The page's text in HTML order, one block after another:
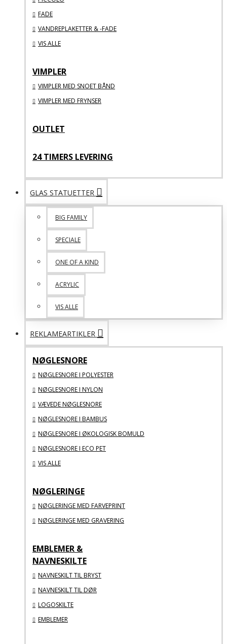
FADE
VANDREPLAKETTER & -FADE
VIS ALLE
VIMPLER
VIMPLER MED SNOET BÅND
VIMPLER MED FRYNSER
OUTLET
24 TIMERS LEVERING
GLAS STATUETTER
BIG FAMILY
SPECIALE
ONE OF A KIND
ACRYLIC
VIS ALLE
REKLAMEARTIKLER
NØGLESNORE
NØGLESNORE I POLYESTER
NØGLESNORE I NYLON
VÆVEDE NØGLESNORE
NØGLESNORE I BAMBUS
NØGLESNORE I ØKOLOGISK BOMULD
NØGLESNORE I ECO PET
VIS ALLE
NØGLERINGE
NØGLERINGE MED FARVEPRINT
NØGLERINGE MED GRAVERING
EMBLEMER &
NAVNESKILTE
NAVNESKILT TIL BRYST
NAVNESKILT TIL DØR
LOGOSKILTE
EMBLEMER